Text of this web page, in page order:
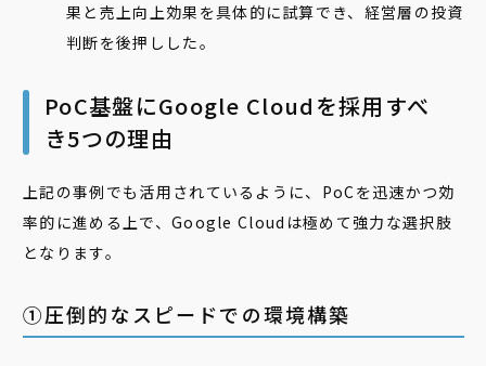
果と売上向上効果を具体的に試算でき、経営層の投資
判断を後押しした。
PoC基盤にGoogle Cloudを採用すべ
き5つの理由
上記の事例でも活用されているように、PoCを迅速かつ効
率的に進める上で、Google Cloudは極めて強力な選択肢
となります。
①圧倒的なスピードでの環境構築